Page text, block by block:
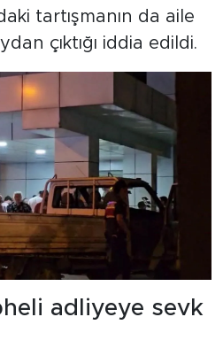
tartışmanın da aile
çıktığı iddia edildi.
adliyeye sevk